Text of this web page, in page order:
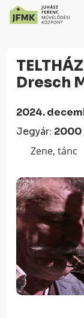
Content
navigációhoz
TELTHÁZ! Terra Profonda és
Dresch
2024.
Jegyár: 2000
Zene, tánc